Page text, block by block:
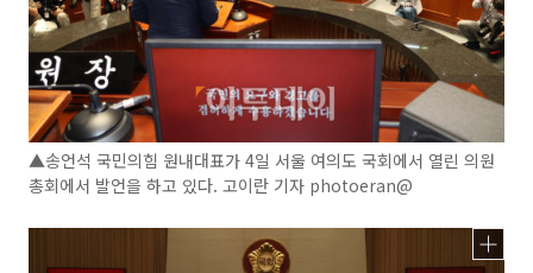
▲송언석 국민의힘 원내대표가 4일 서울 여의도 국회에서 열린 의원
총회에서 발언을 하고 있다. 고이란 기자 photoeran@